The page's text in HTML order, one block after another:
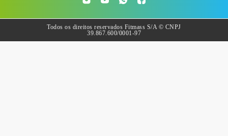
Todos os direitos reservados Fitmass S/A © CNPJ
39.867.600/0001-97